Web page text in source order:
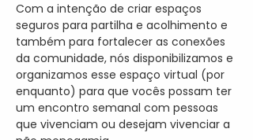
Com a intenção de criar espaços
seguros para partilha e acolhimento e
também para fortalecer as conexões
da comunidade, nós disponibilizamos e
organizamos esse espaço virtual (por
enquanto) para que vocês possam ter
um encontro semanal com pessoas
que vivenciam ou desejam vivenciar a